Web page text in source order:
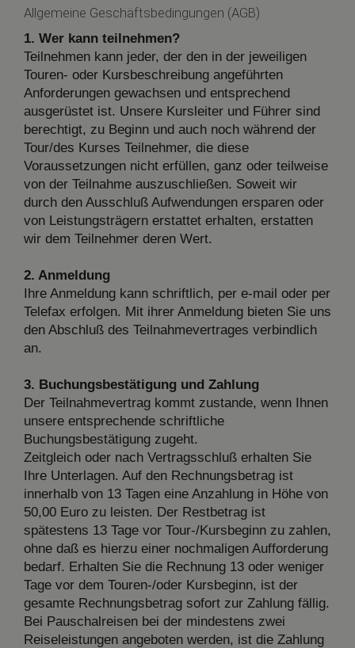
Allgemeine Geschäftsbedingungen (AGB)
1. Wer kann teilnehmen?
Teilnehmen kann jeder, der den in der jeweiligen
Touren- oder Kursbeschreibung angeführten
Anforderungen gewachsen und entsprechend
ausgerüstet ist. Unsere Kursleiter und Führer sind
berechtigt, zu Beginn und auch noch während der
Tour/des Kurses Teilnehmer, die diese
Voraussetzungen nicht erfüllen, ganz oder teilweise
von der Teilnahme auszuschließen. Soweit wir
durch den Ausschluß Aufwendungen ersparen oder
von Leistungsträgern erstattet erhalten, erstatten
wir dem Teilnehmer deren Wert.
2. Anmeldung
Ihre Anmeldung kann schriftlich, per e-mail oder per
Telefax erfolgen. Mit ihrer Anmeldung bieten Sie uns
den Abschluß des Teilnahmevertrages verbindlich
an.
3. Buchungsbestätigung und Zahlung
Der Teilnahmevertrag kommt zustande, wenn Ihnen
unsere entsprechende schriftliche
Buchungsbestätigung zugeht.
Zeitgleich oder nach Vertragsschluß erhalten Sie
Ihre Unterlagen. Auf den Rechnungsbetrag ist
innerhalb von 13 Tagen eine Anzahlung in Höhe von
50,00 Euro zu leisten. Der Restbetrag ist
spätestens 13 Tage vor Tour-/Kursbeginn zu zahlen,
ohne daß es hierzu einer nochmaligen Aufforderung
bedarf. Erhalten Sie die Rechnung 13 oder weniger
Tage vor dem Touren-/oder Kursbeginn, ist der
gesamte Rechnungsbetrag sofort zur Zahlung fällig.
Bei Pauschalreisen bei der mindestens zwei
Reiseleistungen angeboten werden, ist die Zahlung